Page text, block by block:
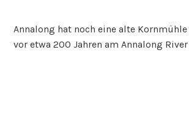
Annalong hat noch eine alte
vor etwa 200 Jahren am Annalong